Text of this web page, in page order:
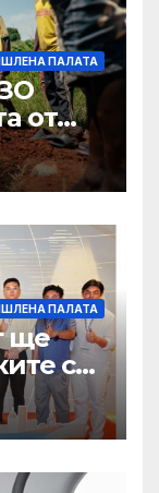
ПАЛАТА
от
ПАЛАТА
ще
си